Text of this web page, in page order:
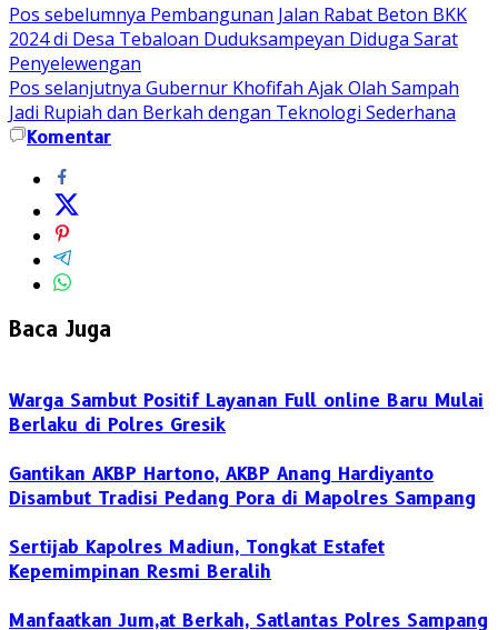
Pos sebelumnya Pembangunan Jalan Rabat Beton BKK
2024 di Desa Tebaloan Duduksampeyan Diduga Sarat
Penyelewengan
Pos selanjutnya Gubernur Khofifah Ajak Olah Sampah
Jadi Rupiah dan Berkah dengan Teknologi Sederhana
Komentar
Baca Juga
Warga Sambut Positif Layanan Full online Baru Mulai
Berlaku di Polres Gresik
Gantikan AKBP Hartono, AKBP Anang Hardiyanto
Disambut Tradisi Pedang Pora di Mapolres Sampang
Sertijab Kapolres Madiun, Tongkat Estafet
Kepemimpinan Resmi Beralih
Manfaatkan Jum,at Berkah, Satlantas Polres Sampang